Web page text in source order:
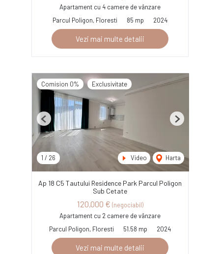
Apartament cu 4 camere de vânzare
Parcul Poligon, Floresti
85 mp 2024
Vezi mai multe detalii
Comision 0% Exclusivitate
1 / 26 Video Harta
Previous Next
Ap 18 C5 Tautului Residence Park Parcul Poligon
Sub Cetate
120,000 € (negociabil)
Apartament cu 2 camere de vânzare
Parcul Poligon, Floresti
51.58 mp 2024
Vezi mai multe detalii